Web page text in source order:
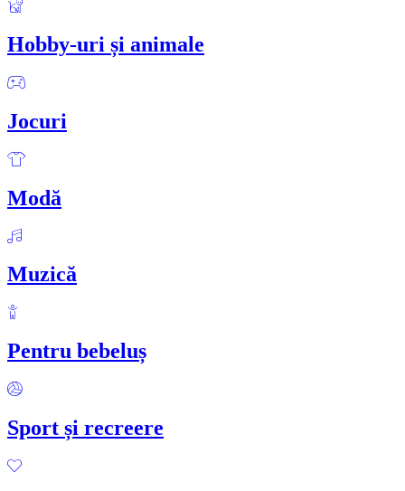
Hobby-uri și animale
Jocuri
Modă
Muzică
Pentru bebeluș
Sport și recreere